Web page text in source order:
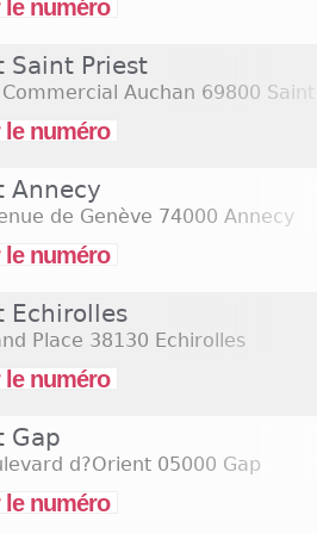
numéro
Saint Priest
Auchan 69800
numéro
Annecy
de Genève 74000 Annecy
numéro
Echirolles
Place 38130 Echirolles
numéro
Gap
d?Orient 05000 Gap
numéro